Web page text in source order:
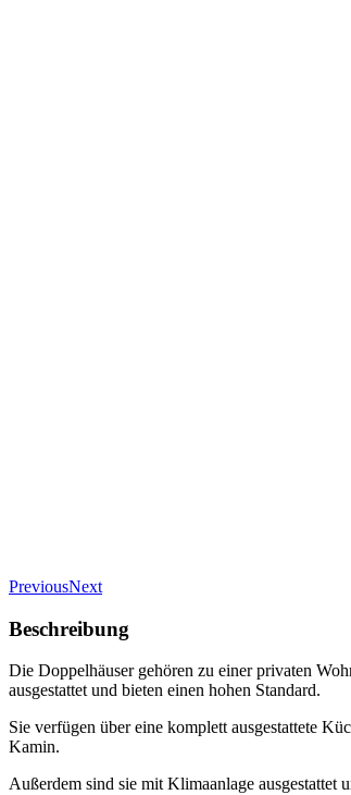
PreviousNext
Beschreibung
Die Doppelhäuser gehören zu einer privaten
ausgestattet und bieten einen hohen Standard.
Sie verfügen über eine komplett ausgestattete
Kamin.
Außerdem sind sie mit Klimaanlage ausgestattet